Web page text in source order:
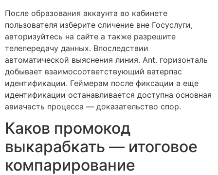
После образования аккаунта во кабинете
пользователя изберите сличение вне Госуслуги,
авторизуйтесь на сайте а также разрешите
телепередачу данных. Впоследствии
автоматической выяснения линия. Ant. горизонталь
добывает взаимосоответствующий ватерпас
идентификации. Геймерам после фиксации а еще
идентификации останавливается доступна основная
авиачасть процесса — доказательство спор.
Каков промокод
выкарабкать — итоговое
компарирование